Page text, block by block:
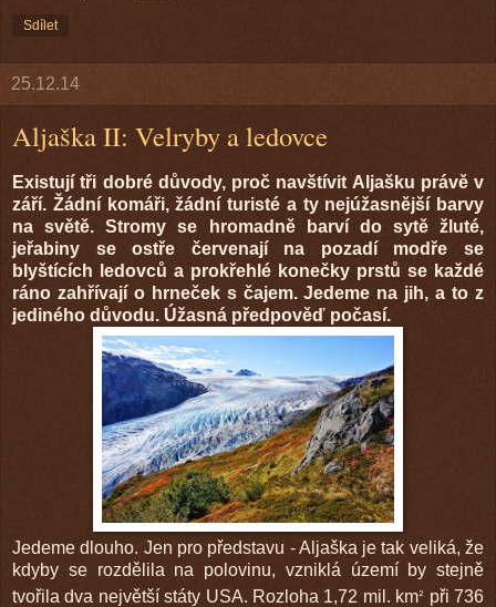
Sdílet
25.12.14
Aljaška II: Velryby a ledovce
Existují tři dobré důvody, proč navštívit Aljašku právě v
září. Žádní komáři, žádní turisté a ty nejúžasnější barvy
na světě. Stromy se hromadně barví do sytě žluté,
jeřabiny se ostře červenají na pozadí modře se
blyštících ledovců a prokřehlé konečky prstů se každé
ráno zahřívají o hrneček s čajem. Jedeme na jih, a to z
jediného důvodu. Úžasná předpověď počasí.
Jedeme dlouho. Jen pro představu - Aljaška je tak veliká, že
kdyby se rozdělila na polovinu, vzniklá území by stejně
tvořila dva největší státy USA. Rozloha 1,72 mil. km2
při 736